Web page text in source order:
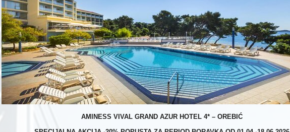
AMINESS VIVAL GRAND AZUR HOTEL 4* – OREBIĆ